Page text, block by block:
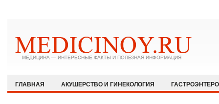
ГЛАВНАЯ АКУШЕРСТВО И ГИНЕКОЛОГИЯ